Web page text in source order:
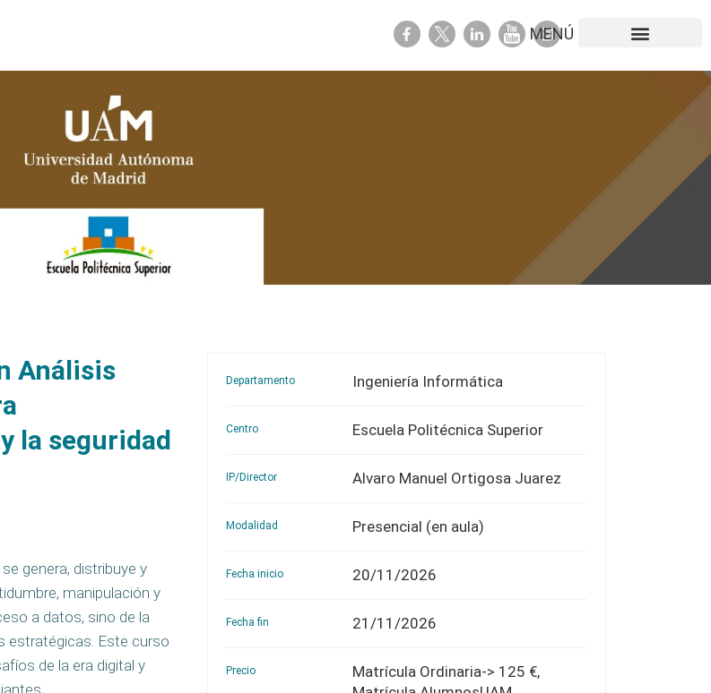
Análisis
la seguridad
genera, distribuye y
manipulación y
a datos, sino de la
estratégicas. Este curso
de la era digital y
Departamento Ingeniería Informática
Centro Escuela Politécnica Superior
IP/Director Alvaro Manuel Ortigosa Juarez
Modalidad Presencial (en aula)
Fecha inicio 20/11/2026
Fecha fin 21/11/2026
Precio
Matrícula Ordinaria-> 125 €,